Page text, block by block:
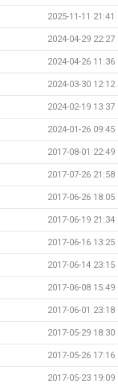
2025-11-11 21:41
2024-04-29 22:27
2024-04-26 11:36
2024-03-30 12:12
2024-02-19 13:37
2024-01-26 09:45
2017-08-01 22:49
2017-07-26 21:58
2017-06-26 18:05
2017-06-19 21:34
2017-06-16 13:25
2017-06-14 23:15
2017-06-08 15:49
2017-06-01 23:18
2017-05-29 18:30
2017-05-26 17:16
2017-05-23 19:09